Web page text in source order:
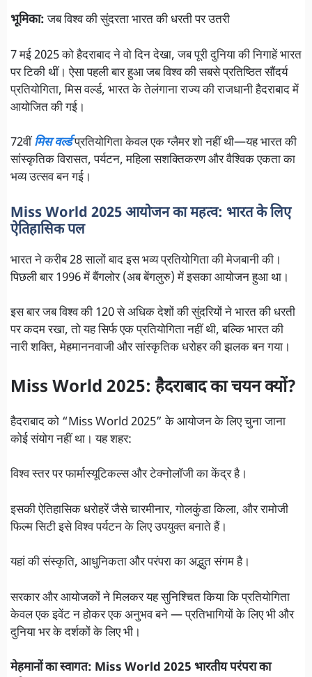
भूमिका:जब विश्व की सुंदरता भारत की धरती पर उतरी
7 मई 2025 को हैदराबाद ने वो दिन देखा, जब पूरी दुनिया की निगाहें भारत
पर टिकी थीं। ऐसा पहली बार हुआ जब विश्व की सबसे प्रतिष्ठित सौंदर्य
प्रतियोगिता, मिस वर्ल्ड, भारत के तेलंगाना राज्य की राजधानी हैदराबाद में
आयोजित की गई।
72वीं मिस वर्ल्डप्रतियोगिता केवल एक ग्लैमर शो नहीं थी—यह भारत की
सांस्कृतिक विरासत, पर्यटन, महिला सशक्तिकरण और वैश्विक एकता का
भव्य उत्सव बन गई।
Miss World 2025 आयोजन का महत्व: भारत के लिए
ऐतिहासिक पल
भारत ने करीब 28 सालों बाद इस भव्य प्रतियोगिता की मेजबानी की।
पिछली बार 1996 में बैंगलोर (अब बेंगलुरु) में इसका आयोजन हुआ था।
इस बार जब विश्व की 120 से अधिक देशों की सुंदरियों ने भारत की धरती
पर कदम रखा, तो यह सिर्फ एक प्रतियोगिता नहीं थी, बल्कि भारत की
नारी शक्ति, मेहमाननवाजी और सांस्कृतिक धरोहर की झलक बन गया।
Miss World 2025: हैदराबाद का चयन क्यों?
हैदराबाद को “Miss World 2025” के आयोजन के लिए चुना जाना
कोई संयोग नहीं था। यह शहर:
विश्व स्तर पर फार्मास्यूटिकल्स और टेक्नोलॉजी का केंद्र है।
इसकी ऐतिहासिक धरोहरें जैसे चारमीनार, गोलकुंडा किला, और रामोजी
फिल्म सिटी इसे विश्व पर्यटन के लिए उपयुक्त बनाते हैं।
यहां की संस्कृति, आधुनिकता और परंपरा का अद्भुत संगम है।
सरकार और आयोजकों ने मिलकर यह सुनिश्चित किया कि प्रतियोगिता
केवल एक इवेंट न होकर एक अनुभव बने — प्रतिभागियों के लिए भी और
दुनिया भर के दर्शकों के लिए भी।
मेहमानों का स्वागत: Miss World 2025 भारतीय परंपरा का